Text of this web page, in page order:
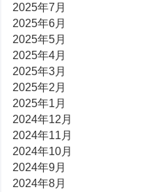
2025年7月
2025年6月
2025年5月
2025年4月
2025年3月
2025年2月
2025年1月
2024年12月
2024年11月
2024年10月
2024年9月
2024年8月